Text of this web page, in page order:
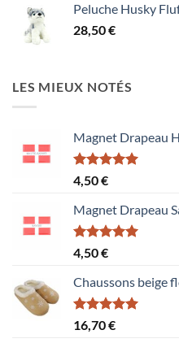
Peluche Husky
28,50€
LES MIEUX NOTÉS
Magnet Drapeau
Note5.00
sur 5
4,50€
Magnet Drapeau
Note5.00
sur 5
4,50€
Chaussons beige
Note5.00
sur 5
16,70€